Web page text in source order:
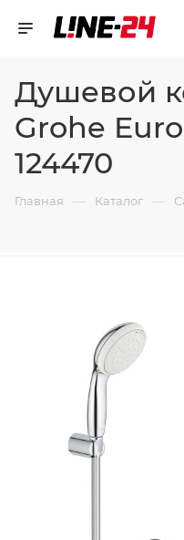
Душевой
Grohe
124470
Главная — Каталог —